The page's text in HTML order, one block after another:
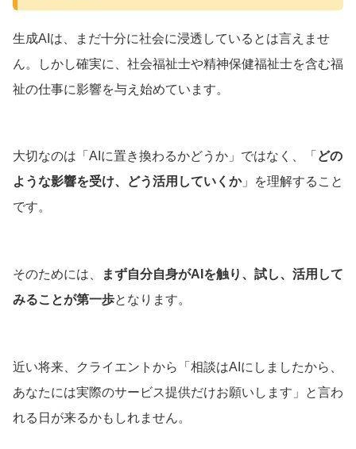
生成AIは、まだ十分に社会に浸透しているとは言えませ
ん。しかし確実に、社会福祉士や精神保健福祉士を含む福
祉の仕事に影響を与え始めています。
大切なのは「AIに置き換わるかどうか」ではなく、「 どの
ような影響を受け、どう活用していくか」を理解すること
です。
そのためには、
まず自分自身がAIを触り、試し、活用して
みることが第一歩となります。
近い将来、クライエントから「相談はAIにしましたから、
あなたには実際のサービス提供だけお願いします」と言わ
れる日が来るかもしれません。